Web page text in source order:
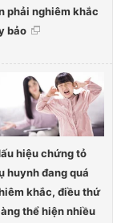
phải nghiêm khắc
bảo
hiệu chứng tỏ
huynh đang quá
khắc, điều thứ
thể hiện nhiều